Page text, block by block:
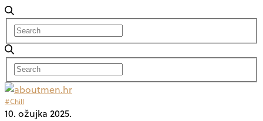
#Chill
10. ožujka 2025.